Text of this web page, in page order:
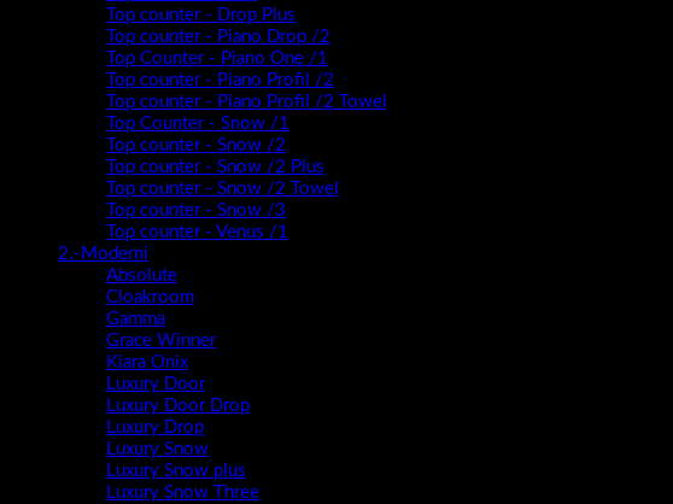
Top counter - Drop Plus
Top counter - Piano Drop /2
Top Counter - Piano One /1
Top counter - Piano Profil /2
Top counter - Piano Profil /2 Towel
Top Counter - Snow /1
Top counter - Snow /2
Top counter - Snow /2 Plus
Top counter - Snow /2 Towel
Top counter - Snow /3
Top counter - Venus /1
2.-Moderni
Absolute
Cloakroom
Gamma
Grace Winner
Kiara Onix
Luxury Door
Luxury Door Drop
Luxury Drop
Luxury Snow
Luxury Snow plus
Luxury Snow Three